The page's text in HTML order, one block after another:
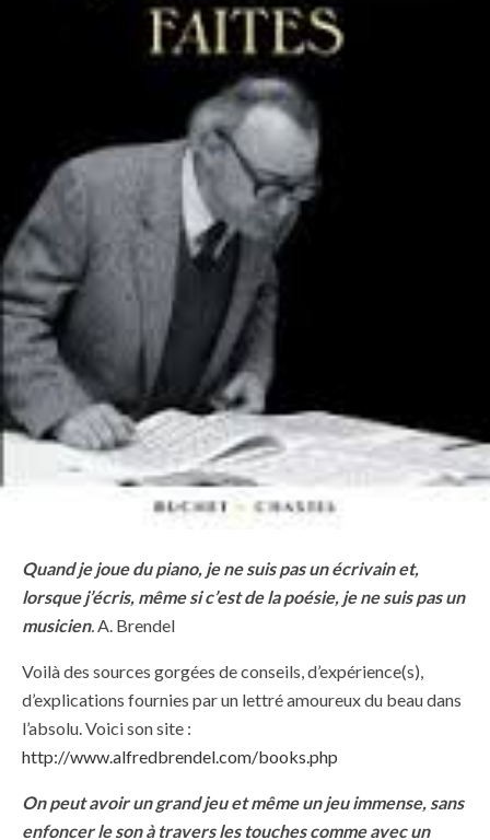
Quand je joue du piano, je ne suis pas un écrivain et,
lorsque j’écris, même si c’est de la poésie, je ne suis pas un
musicien. A. Brendel
Voilà des sources gorgées de conseils, d’expérience(s),
d’explications fournies par un lettré amoureux du beau dans
l’absolu. Voici son site :
http://www.alfredbrendel.com/books.php
On peut avoir un grand jeu et même un jeu immense, sans
enfoncer le son à travers les touches comme avec un